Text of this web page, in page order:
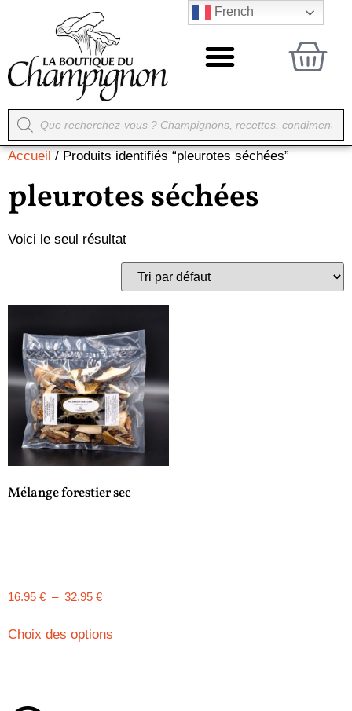
Accueil / Produits identifiés “pleurotes séchées”
pleurotes séchées
Voici le seul résultat
Mélange forestier sec
16.95 € – 32.95 €
Choix des options
French